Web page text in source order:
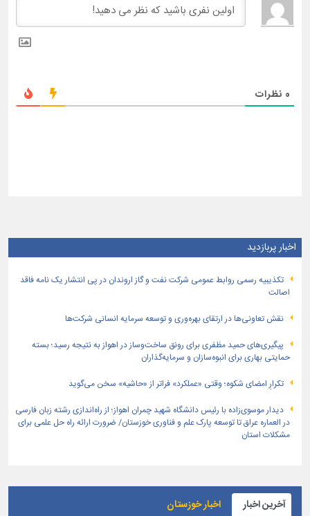
0 نظرات
اخبار پربازدید
تكذیبیه رسمی روابط عمومی شركت نفت و گاز اروندان در پی انتشار یک نامه فاقد
اصالت
نقش تعاونی‌ها در ارتقای بهره‌وری و توسعه سرمایه انسانی شرکت‌ها
پیگیری‌های حمید مظفری برای رونق ساخت‌وساز در اهواز به نتیجه رسید؛ بسته
حمایتی بهاری برای انبوه‌سازان و سرمایه‌گذاران
تکرارِ امضای شکوه؛ وقتی «عملکرد» فراتر از «حاشیه» سخن می‌گوید
دیدار موسوی‌زاده با رئیس دانشگاه شهید چمران اهواز؛ از راه‌اندازی رشته زبان فارسی
در العماره عراق تا توسعه پارک علم و فناوری خوزستان/ ضرورت ارائه راه حل علمی برای
مشکلات استان
آخرین اخبار اخبار خوزستان